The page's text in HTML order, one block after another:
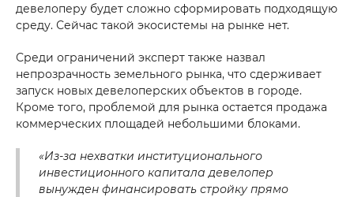
девелоперу будет сложно сформировать подходящую
среду. Сейчас такой экосистемы на рынке нет.
Среди ограничений эксперт также назвал
непрозрачность земельного рынка, что сдерживает
запуск новых девелоперских объектов в городе.
Кроме того, проблемой для рынка остается продажа
коммерческих площадей небольшими блоками.
«Из-за нехватки институционального
инвестиционного капитала девелопер
вынужден финансировать стройку прямо